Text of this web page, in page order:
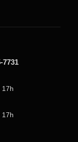
7731
17h
17h